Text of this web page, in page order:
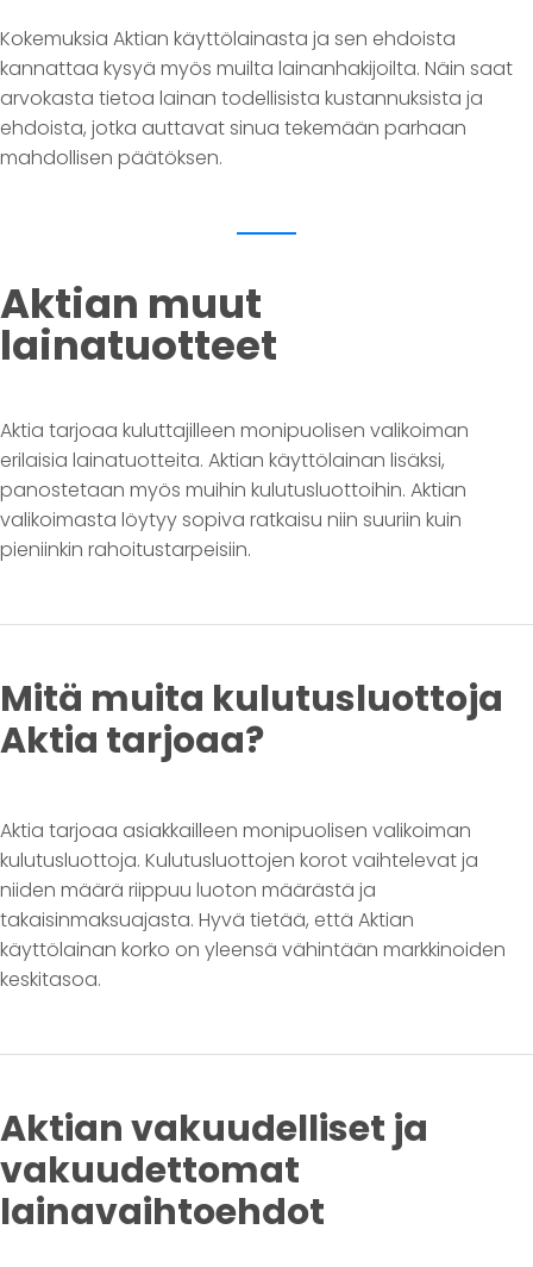
Kokemuksia Aktian käyttölainasta ja sen ehdoista
kannattaa kysyä myös muilta lainanhakijoilta. Näin saat
arvokasta tietoa lainan todellisista kustannuksista ja
ehdoista, jotka auttavat sinua tekemään parhaan
mahdollisen päätöksen.
Aktian muut
lainatuotteet
Aktia tarjoaa kuluttajilleen monipuolisen valikoiman
erilaisia lainatuotteita. Aktian käyttölainan lisäksi,
panostetaan myös muihin kulutusluottoihin. Aktian
valikoimasta löytyy sopiva ratkaisu niin suuriin kuin
pieniinkin rahoitustarpeisiin.
Mitä muita kulutusluottoja
Aktia tarjoaa?
Aktia tarjoaa asiakkailleen monipuolisen valikoiman
kulutusluottoja. Kulutusluottojen korot vaihtelevat ja
niiden määrä riippuu luoton määrästä ja
takaisinmaksuajasta. Hyvä tietää, että Aktian
käyttölainan korko on yleensä vähintään markkinoiden
keskitasoa.
Aktian vakuudelliset ja
vakuudettomat
lainavaihtoehdot